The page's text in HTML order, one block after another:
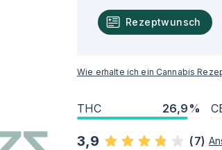
Rezeptwunsch
Wie erhalte ich ein Cannabis
THC 26,9%
3,9 (7)